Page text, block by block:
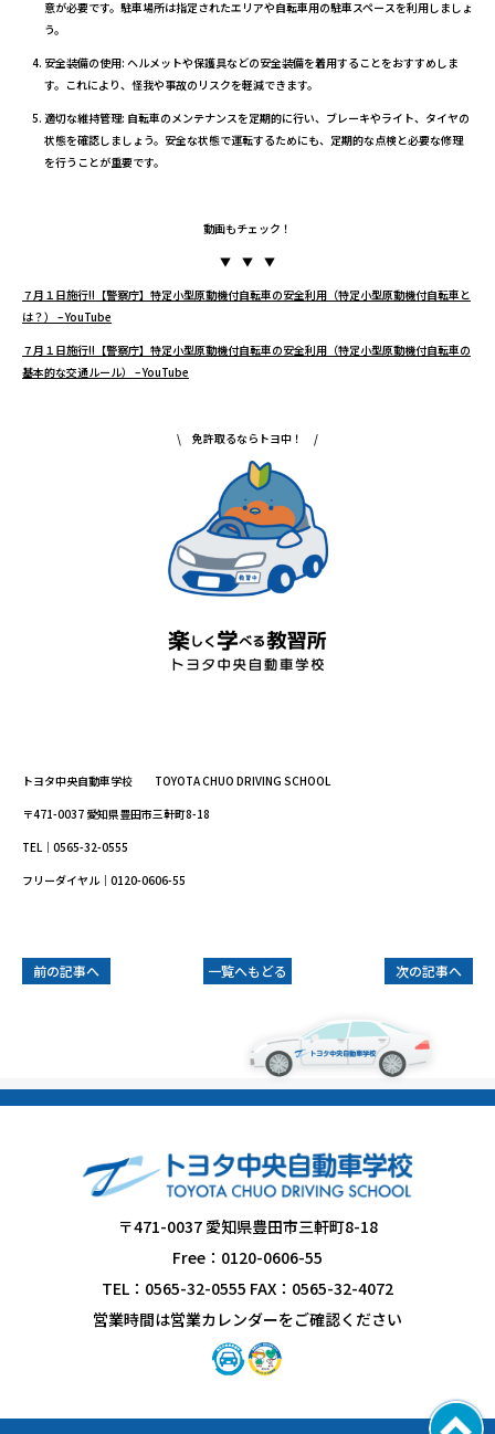
意が必要です。駐車場所は指定されたエリアや自転車用の駐車スペースを利用しましょ
う。
安全装備の使用: ヘルメットや保護具などの安全装備を着用することをおすすめしま
す。これにより、怪我や事故のリスクを軽減できます。
適切な維持管理: 自転車のメンテナンスを定期的に行い、ブレーキやライト、タイヤの
状態を確認しましょう。安全な状態で運転するためにも、定期的な点検と必要な修理
を行うことが重要です。
動画もチェック！
▼ ▼ ▼
７月１日施行!!【警察庁】特定小型原動機付自転車の安全利用（特定小型原動機付自転車と
は？） – YouTube
７月１日施行!!【警察庁】特定小型原動機付自転車の安全利用（特定小型原動機付自転車の
基本的な交通ルール） – YouTube
\ 免許取るならトヨ中！ /
トヨタ中央自動車学校 TOYOTA CHUO DRIVING SCHOOL
〒471-0037 愛知県豊田市三軒町8-18
TEL｜0565-32-0555
フリーダイヤル｜0120-0606-55
前の記事へ 一覧へもどる 次の記事へ
〒471-0037 愛知県豊田市三軒町8-18
Free：0120-0606-55
TEL：0565-32-0555 FAX：0565-32-4072
営業時間は営業カレンダーをご確認ください